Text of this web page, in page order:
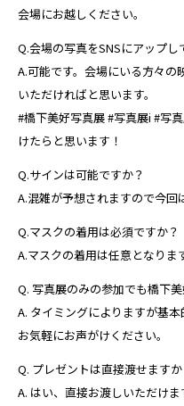
会場にお越しください。
Q.会場の写真をSNSにアップし
A.可能です。会場にいる方々
いただければと思います。
#橋下美好写真展 #写真展i #写
けたらと思います！
Q.サインは可能ですか？
A.混雑が予想されますので今回
Q.マスクの着用は必須ですか？
A.マスクの着用は任意となります
Q. 写真展のみの参加でも橋下
A. タイミングによりますが基本
お気軽にお声がけください。
Q. プレゼントは直接渡せますか
A. はい、直接お渡しいただけ